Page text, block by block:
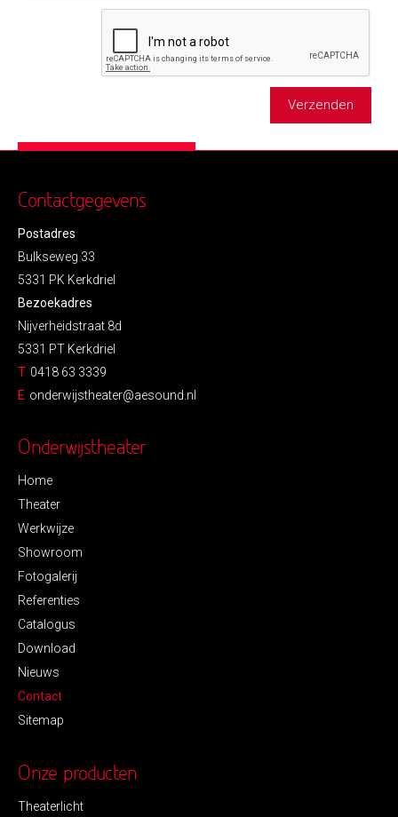
Verzenden
Contactgegevens
Postadres
Bulkseweg 33
5331 PK Kerkdriel
Bezoekadres
Nijverheidstraat 8d
5331 PT Kerkdriel
T 0418 63 3339
E onderwijstheater@aesound.nl
Onderwijstheater
Home
Theater
Werkwijze
Showroom
Fotogalerij
Referenties
Catalogus
Download
Nieuws
Contact
Sitemap
Onze producten
Theaterlicht